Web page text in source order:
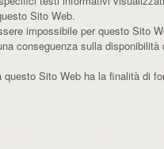
Sito Web.
impossibile per questo Sito
conseguenza sulla
Sito Web ha la finalità di